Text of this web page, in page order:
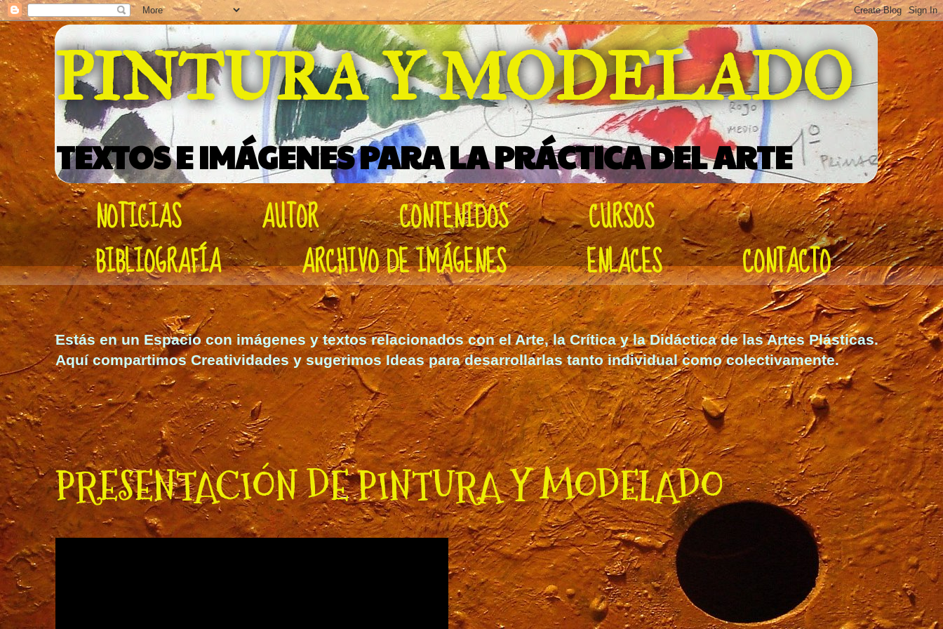
PINTURA Y MODELADO
TEXTOS E IMÁGENES PARA LA PRÁCTICA DEL ARTE
NOTICIAS AUTOR CONTENIDOS
CURSOS
BIBLIOGRAFÍA
ARCHIVO DE IMÁGENES ENLACES CONTACTO
Estás en un Espacio con imágenes y textos relacionados con el Arte, la Crítica y la Didáctica de las Artes Plásticas.
Aquí compartimos Creatividades y sugerimos Ideas para desarrollarlastanto individual como colectivamente.
PRESENTACIÓN DE PINTURA Y MODELADO